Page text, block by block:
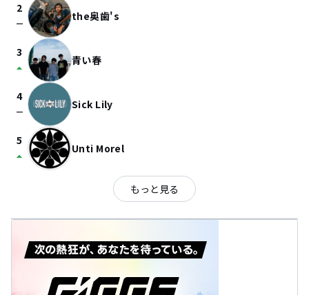
2
check_indeterminate_small the奥歯's
3
arrow_drop_up 青い春
4
check_indeterminate_small Sick Lily
5
arrow_drop_up Unti Morel
もっと見る